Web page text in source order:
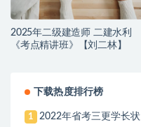
2025年二级建造师 二建水利
《考点精讲班》【刘二林】
下载热度排行榜
1
2022年省考三更学长